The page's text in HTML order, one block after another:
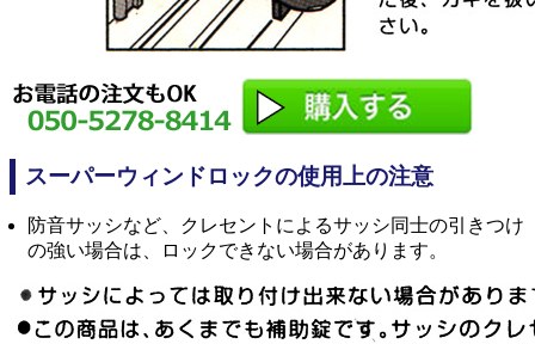
スーパーウィンドロックの使用上の注意
防音サッシなど、クレセントによるサッシ同士の引きつけ
の強い場合は、ロックできない場合があります。